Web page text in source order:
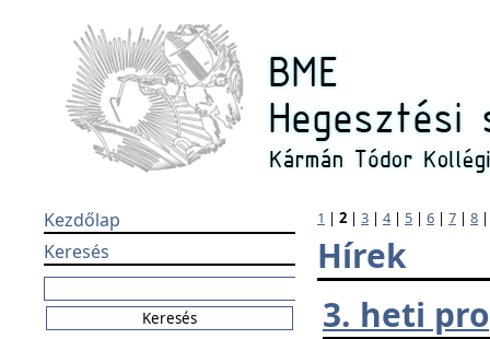
Kezdőlap
Keresés
1 | 2 | 3 | 4| 5 | 6 | 7 | 8
Hírek
3. heti